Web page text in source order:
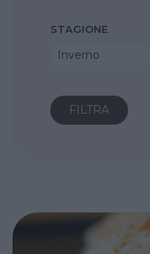
STAGIONE
Inverno